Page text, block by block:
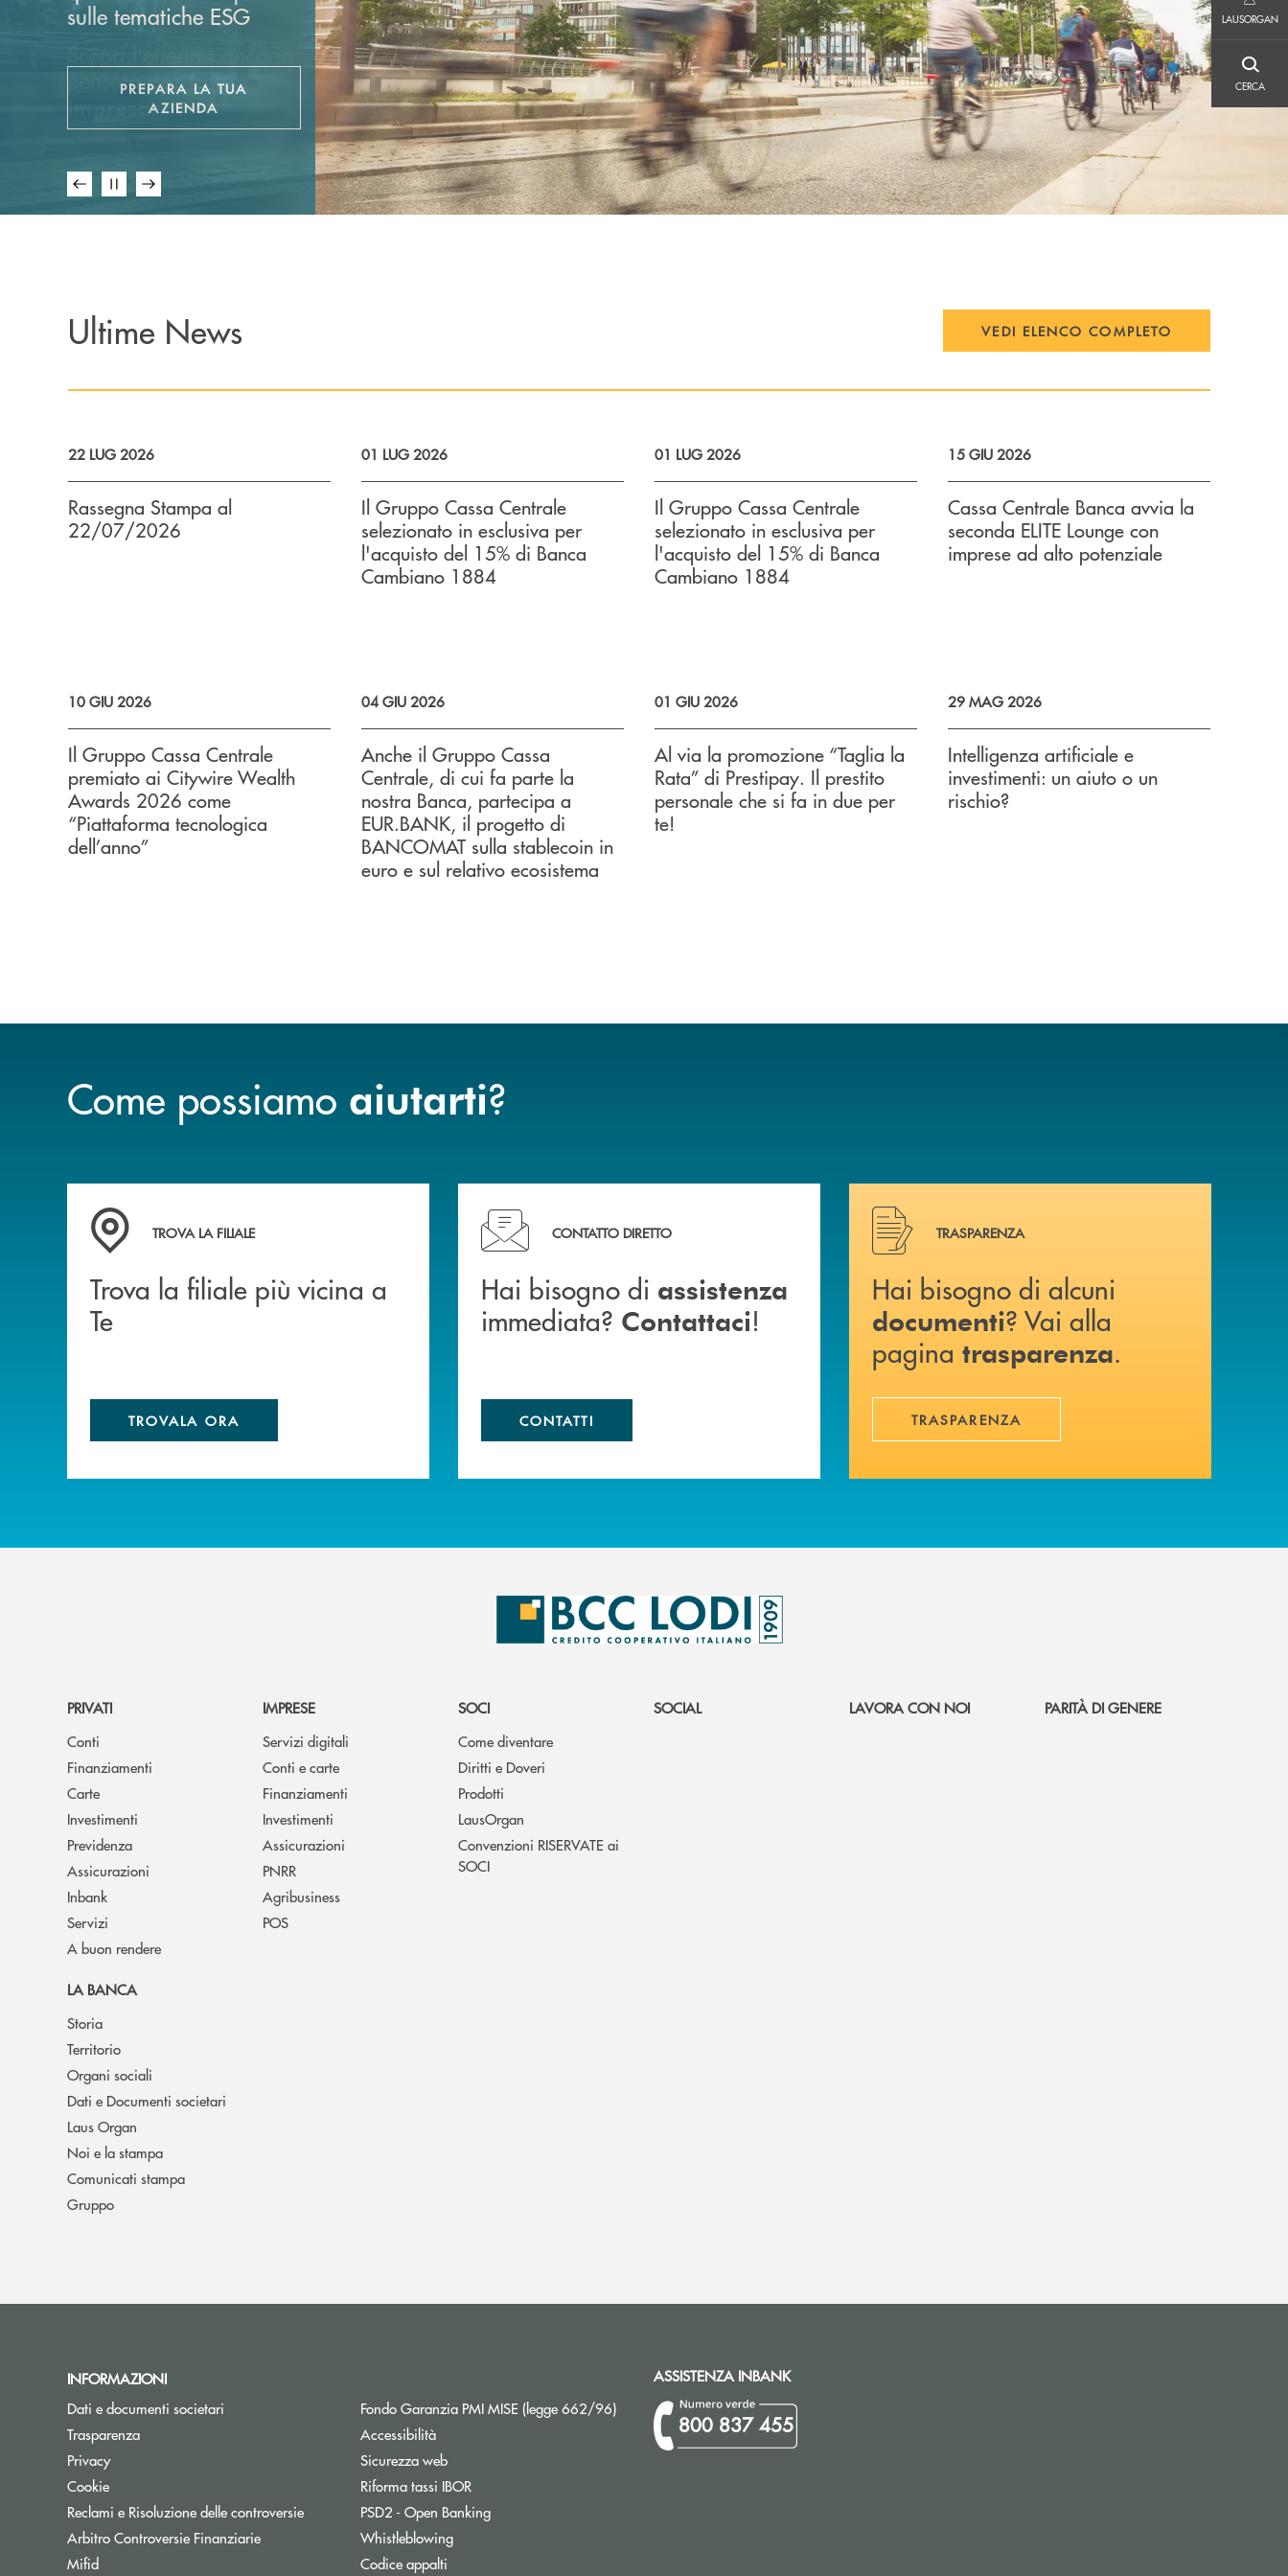
LAUSORGAN
LAUSORGAN
CERCA
CERCA
pensataper la tua
impresa.
sulle tematiche ESG
PREPARA LA TUA
AZIENDAAPRE UNA NUOVA FINESTRA
Ultime News VEDI ELENCO COMPLETO
22 LUG 2026
Rassegna Stampa al
22/07/2026
01 LUG 2026
Il Gruppo Cassa Centrale
selezionato in esclusiva per
l'acquisto del 15% di Banca
Cambiano 1884
01 LUG 2026
Il Gruppo Cassa Centrale
selezionato in esclusiva per
l'acquisto del 15% di Banca
Cambiano 1884
15 GIU 2026
Cassa Centrale Banca avvia la
seconda ELITE Lounge con
imprese ad alto potenziale
10 GIU 2026
Il Gruppo Cassa Centrale
premiato ai Citywire Wealth
Awards 2026 come
“Piattaforma tecnologica
dell’anno”
04 GIU 2026
Anche il Gruppo Cassa
Centrale, di cui fa parte la
nostra Banca, partecipa a
EUR.BANK, il progetto di
BANCOMAT sulla stablecoin in
euro e sul relativo ecosistema
01 GIU 2026
Al via la promozione “Taglia la
Rata” di Prestipay. Il prestito
personale che si fa in due per
te!
29 MAG 2026
Intelligenza artificiale e
investimenti: un aiuto o un
rischio?
Come possiamo aiutarti?
Trova la filiale più vicina a Te
TROVA LA FILIALE
Trova la filiale più vicina a
Te
TROVALA ORA
Hai bisogno di assistenza immediata? Contattaci !
CONTATTO DIRETTO
Hai bisogno di assistenza
immediata? Contattaci!
CONTATTI
Hai bisogno di alcuni documenti ? Vai alla pagina
TRASPARENZA
Hai bisogno di alcuni
documenti? Vai alla
pagina trasparenza.
TRASPARENZA
PRIVATI
Conti
Finanziamenti
Carte
Investimenti
Previdenza
Assicurazioni
Inbank
Servizi
A buon rendere
IMPRESE
Servizi digitali
Conti e carte
Finanziamenti
Investimenti
Assicurazioni
PNRR
Agribusiness
POS
SOCI
Come diventare
Diritti e Doveri
Prodotti
LausOrgan
Convenzioni RISERVATE ai
SOCI
SOCIAL LAVORA CON NOI PARITÀ DI GENERE
LA BANCA
Storia
Territorio
Organi sociali
Dati e Documenti societari
Laus Organ
Noi e la stampa
Comunicati stampa
Gruppo
INFORMAZIONI
Dati e documenti societari
Trasparenza
Privacy
Cookie
Reclami e Risoluzione delle controversie
Arbitro Controversie FinanziarieApre una nuova finestra
Mifid
Fondo Garanzia PMI MISE (legge 662/96)Apre una nuova finestra
Accessibilità
Sicurezza web
Riforma tassi IBORApre una nuova finestra
PSD2 - Open BankingApre una nuova finestra
WhistleblowingApre una nuova finestra
Codice appalti
ASSISTENZA INBANK
800 837 455